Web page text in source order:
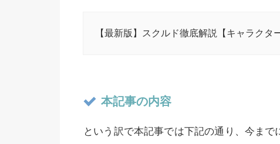
【最新版】スクルド徹底解説【キャラクタ
本記事の内容
という訳で本記事では下記の通り、今ま